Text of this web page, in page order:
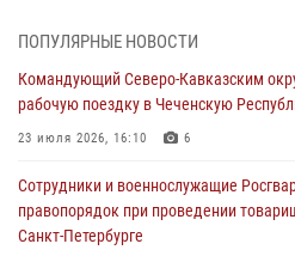
В Удмуртии при силовой поддержке
оздоровительных услуг (видео)
05 августа 2026, 13:20
посетили мастер-класс по
05 августа 2026, 13:00
ПОПУЛЯРНЫЕ НОВОСТИ
Командующий Северо-Кавказским
рабочую поездку в Чеченскую
23 июля 2026, 16:10 6
Сотрудники и военнослужащие
правопорядок при проведении
Санкт-Петербурге